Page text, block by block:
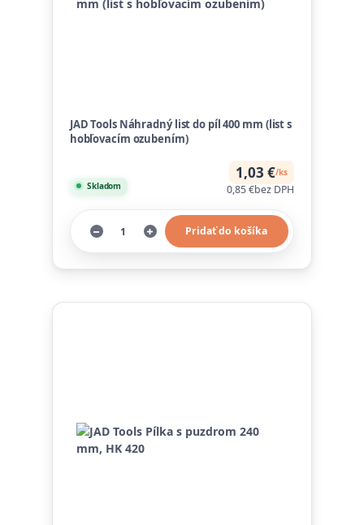
JAD Tools Náhradný list do píl 400 mm (list s
hobľovacím ozubením)
1,03 €/ks
0,85 €bez DPH
Skladom
Pridať do košíka